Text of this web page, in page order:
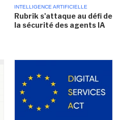
INTELLIGENCE ARTIFICIELLE
Rubrik s'attaque au défi de
la sécurité des agents IA